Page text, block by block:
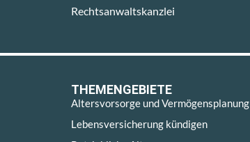
Rechtsanwaltskanzlei
THEMENGEBIETE
Altersvorsorge und Vermögensplanung
Lebensversicherung kündigen